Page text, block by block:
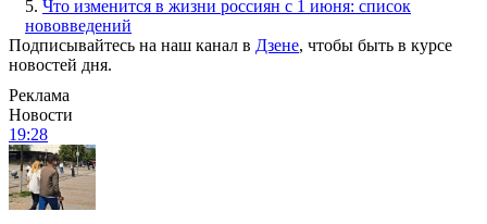
5. Что изменится в жизни россиян с 1 июня: список
нововведений
Подписывайтесь на наш канал в Дзене, чтобы быть в курсе
новостей дня.
Реклама
Новости
19:28